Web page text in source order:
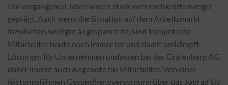
Die vergangenen Jahre waren stark vom Fachkräftemangel
geprägt. Auch wenn die Situation auf dem Arbeitsmarkt
inzwischen weniger angespannt ist, sind kompetente
Mitarbeiter heute noch immer rar und damit umkämpft.
Lösungen für Unternehmen umfassen bei der Grafenberg AG
daher immer auch Angebote für Mitarbeiter. Von einer
leistungsfähigen Gesundheitsversorgung über das Jobrad bis